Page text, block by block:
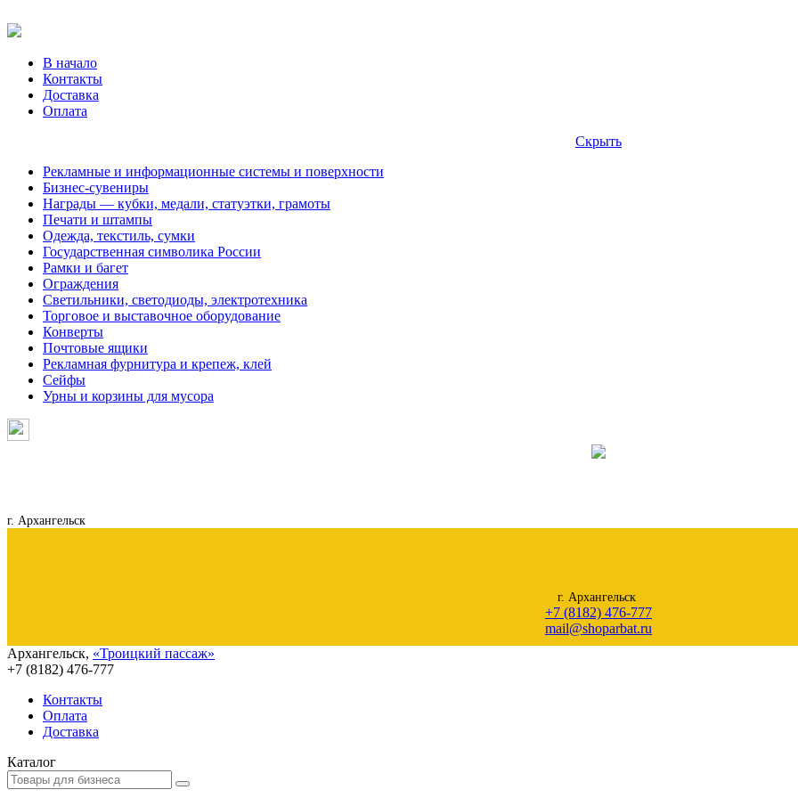
В начало
Контакты
Доставка
Оплата
Скрыть
Рекламные и информационные системы и поверхности
Бизнес-сувениры
Награды — кубки, медали, статуэтки, грамоты
Печати и штампы
Одежда, текстиль, сумки
Государственная символика России
Рамки и багет
Ограждения
Светильники, светодиоды, электротехника
Торговое и выставочное оборудование
Конверты
Почтовые ящики
Рекламная фурнитура и крепеж, клей
Сейфы
Урны и корзины для мусора
г. Архангельск
г. Архангельск
+7 (8182) 476-777
mail@shoparbat.ru
Архангельск, «Троицкий пассаж»
+7 (8182) 476-777
Контакты
Оплата
Доставка
Каталог